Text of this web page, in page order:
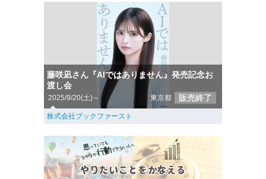
藤咲凪さん『AIではありません』発売記念お
渡し会
2025/9/20(土)～ 東京都 販売終了
株式会社ブックファースト